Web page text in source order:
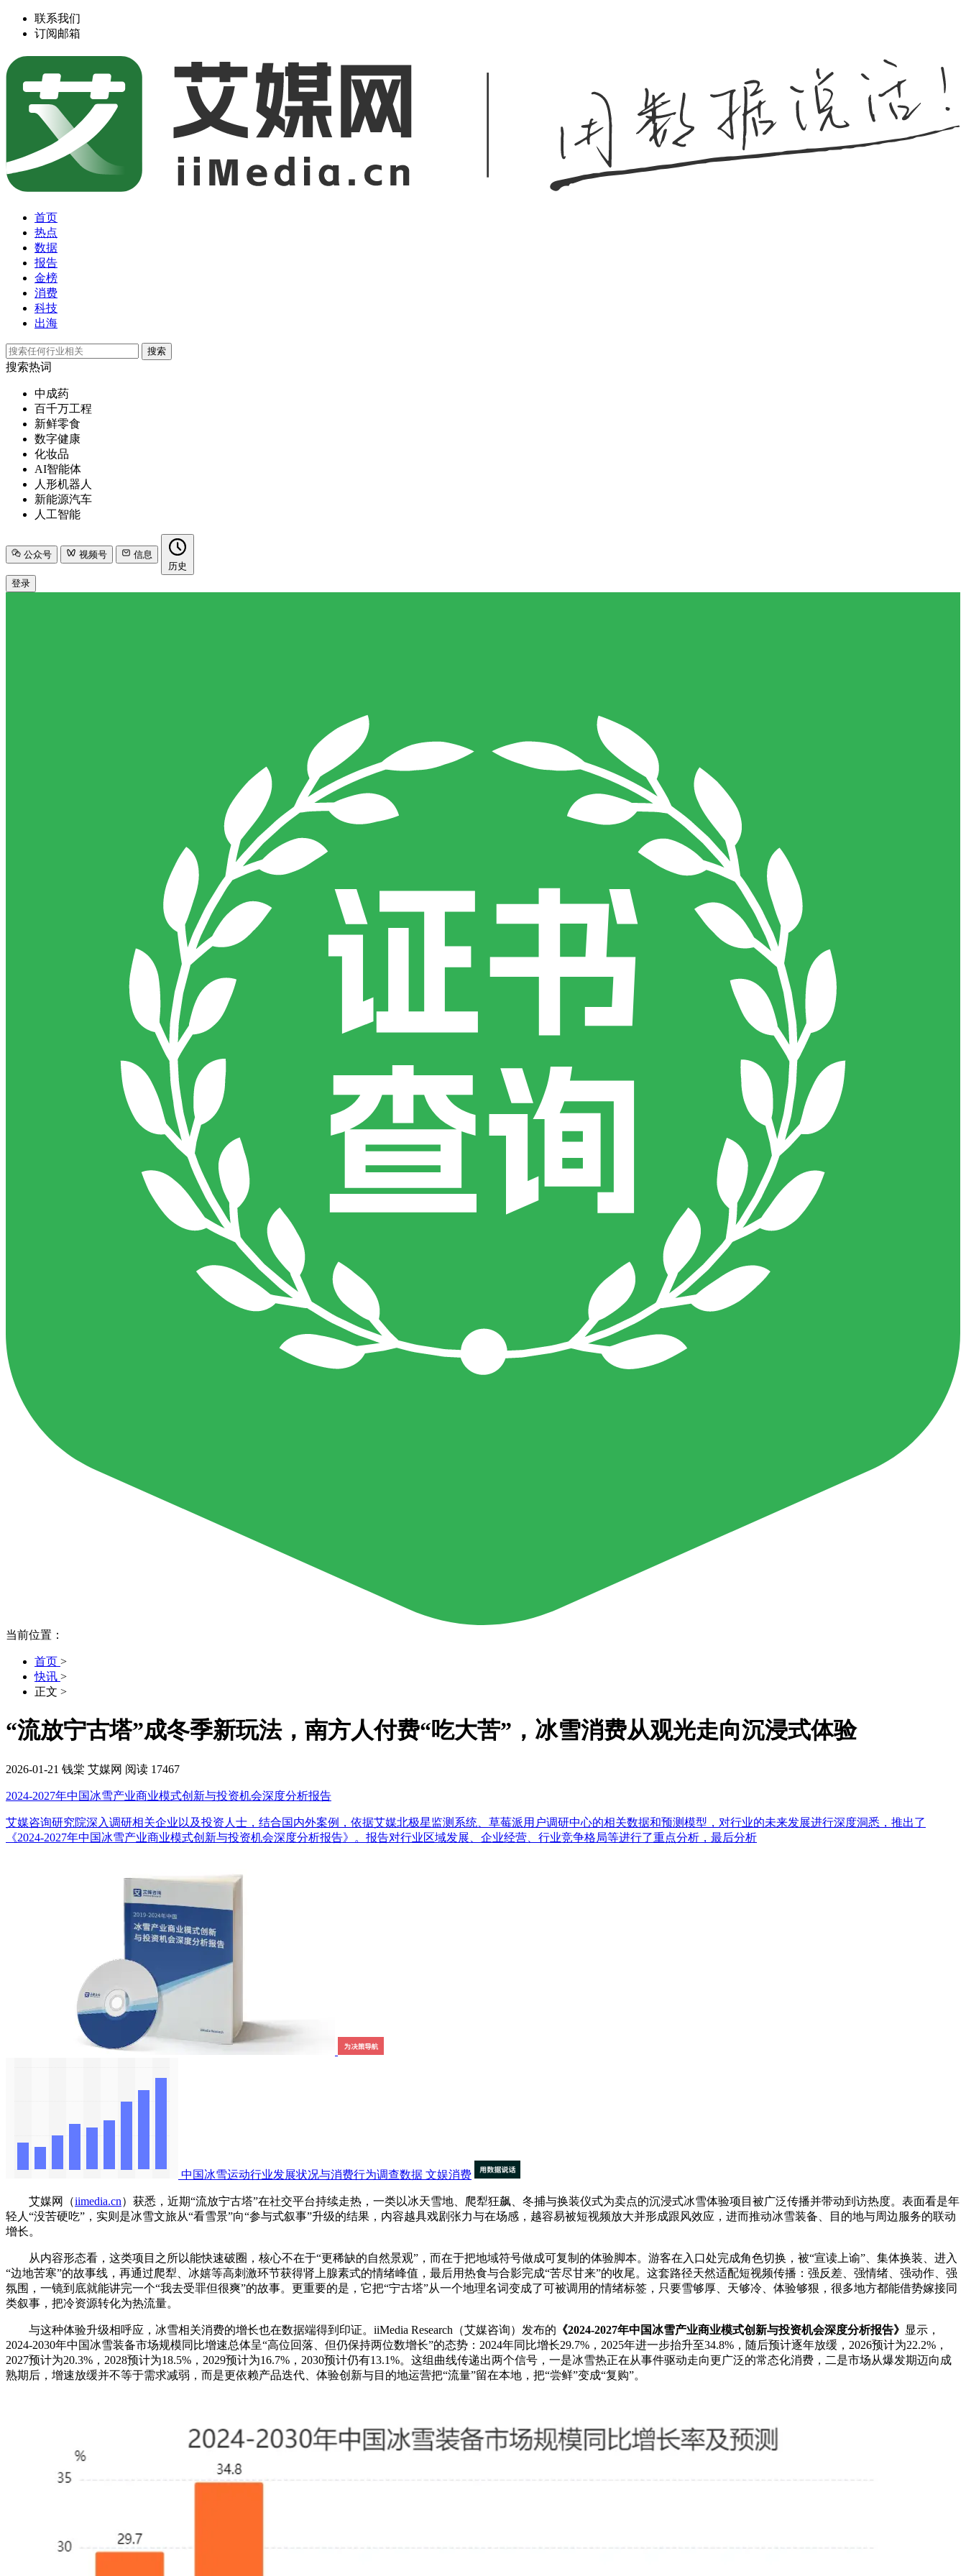
联系我们
订阅邮箱
首页
热点
数据
报告
金榜
消费
科技
出海
搜索
搜索热词
中成药
百千万工程
新鲜零食
数字健康
化妆品
AI智能体
人形机器人
新能源汽车
人工智能
公众号 视频号
信息
历史
登录
当前位置：
首页 >
快讯 >
正文 >
“流放宁古塔”成冬季新玩法，南方人付费“吃大苦”，冰雪消费从观光走向沉浸式体验
2026-01-21 钱棠 艾媒网 阅读 17467
2024-2027年中国冰雪产业商业模式创新与投资机会深度分析报告
艾媒咨询研究院深入调研相关企业以及投资人士，结合国内外案例，依据艾媒北极星监测系统、草莓派用户调研中心的相关数据和预测模型，对行业的未来发展进行深度洞悉，推出了
《2024-2027年中国冰雪产业商业模式创新与投资机会深度分析报告》。报告对行业区域发展、企业经营、行业竞争格局等进行了重点分析，最后分析
中国冰雪运动行业发展状况与消费行为调查数据 文娱消费
艾媒网（iimedia.cn）获悉，近期“流放宁古塔”在社交平台持续走热，一类以冰天雪地、爬犁狂飙、冬捕与换装仪式为卖点的沉浸式冰雪体验项目被广泛传播并带动到访热度。表面看是年
轻人“没苦硬吃”，实则是冰雪文旅从“看雪景”向“参与式叙事”升级的结果，内容越具戏剧张力与在场感，越容易被短视频放大并形成跟风效应，进而推动冰雪装备、目的地与周边服务的联动
增长。
从内容形态看，这类项目之所以能快速破圈，核心不在于“更稀缺的自然景观”，而在于把地域符号做成可复制的体验脚本。游客在入口处完成角色切换，被“宣读上谕”、集体换装、进入
“边地苦寒”的故事线，再通过爬犁、冰嬉等高刺激环节获得肾上腺素式的情绪峰值，最后用热食与合影完成“苦尽甘来”的收尾。这套路径天然适配短视频传播：强反差、强情绪、强动作、强
氛围，一镜到底就能讲完一个“我去受罪但很爽”的故事。更重要的是，它把“宁古塔”从一个地理名词变成了可被调用的情绪标签，只要雪够厚、天够冷、体验够狠，很多地方都能借势嫁接同
类叙事，把冷资源转化为热流量。
与这种体验升级相呼应，冰雪相关消费的增长也在数据端得到印证。iiMedia Research（艾媒咨询）发布的 《2024-2027年中国冰雪产业商业模式创新与投资机会深度分析报告》 显示，
2024-2030年中国冰雪装备市场规模同比增速总体呈“高位回落、但仍保持两位数增长”的态势：2024年同比增长29.7%，2025年进一步抬升至34.8%，随后预计逐年放缓，2026预计为22.2%，
2027预计为20.3%，2028预计为18.5%，2029预计为16.7%，2030预计仍有13.1%。这组曲线传递出两个信号，一是冰雪热正在从事件驱动走向更广泛的常态化消费，二是市场从爆发期迈向成
熟期后，增速放缓并不等于需求减弱，而是更依赖产品迭代、体验创新与目的地运营把“流量”留在本地，把“尝鲜”变成“复购”。